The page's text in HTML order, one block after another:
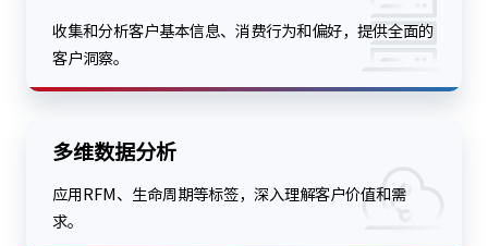
收集和分析客户基本信息、消费行为和偏好，提供全面的
客户洞察。
多维数据分析
应用RFM、生命周期等标签，深入理解客户价值和需
求。